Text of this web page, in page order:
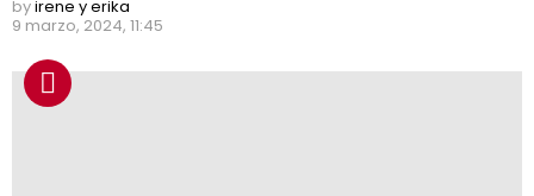
byirene y erika
9 marzo, 2024, 11:45